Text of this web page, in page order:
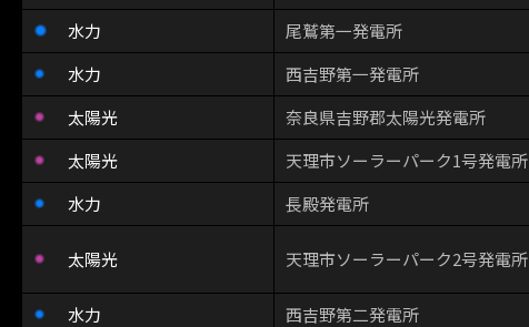
水力
尾鷲第一発電所
水力
西吉野第一発電所
太陽光
奈良県吉野郡太陽光発電所
太陽光
天理市ソーラーパーク1号発電所
水力
長殿発電所
太陽光 天理市ソーラーパーク2号発電所
水力 西吉野第二発電所